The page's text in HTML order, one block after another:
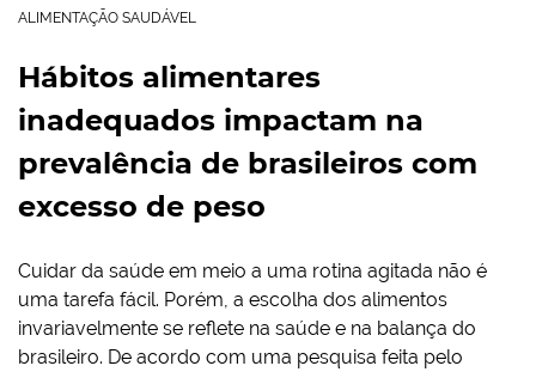
ALIMENTAÇÃO SAUDÁVEL
Hábitos alimentares
inadequados impactam na
prevalência de brasileiros com
excesso de peso
Cuidar da saúde em meio a uma rotina agitada não é
uma tarefa fácil. Porém, a escolha dos alimentos
invariavelmente se reflete na saúde e na balança do
brasileiro. De acordo com uma pesquisa feita pelo